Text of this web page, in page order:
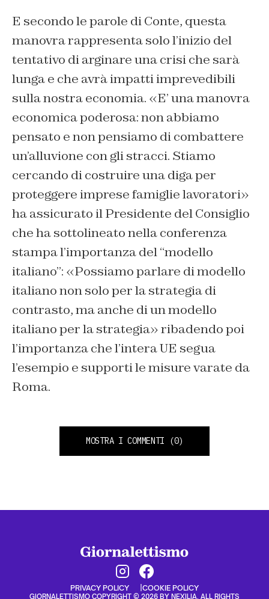
E secondo le parole di Conte, questa
manovra rappresenta solo l’inizio del
tentativo di arginare una crisi che sarà
lunga e che avrà impatti imprevedibili
sulla nostra economia. «E’ una manovra
economica poderosa: non abbiamo
pensato e non pensiamo di combattere
un’alluvione con gli stracci. Stiamo
cercando di costruire una diga per
proteggere imprese famiglie lavoratori»
ha assicurato il Presidente del Consiglio
che ha sottolineato nella conferenza
stampa l’importanza del “modello
italiano”: «Possiamo parlare di modello
italiano non solo per la strategia di
contrasto, ma anche di un modello
italiano per la strategia» ribadendo poi
l’importanza che l’intera UE segua
l’esempio e supporti le misure varate da
Roma.
MOSTRA I COMMENTI (0)
PRIVACY POLICY COOKIE POLICY
GIORNALETTISMO COPYRIGHT © 2026 BY NEXILIA. ALL RIGHTS